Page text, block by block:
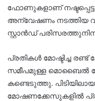
ഫോണുകളാണ്
അന്വേഷണം നടത്തിയ
സ്റ്റാൻഡ്
പ്രതികൾ മോഷ്ടിച്ച
സമീപമുള്ള മൊബൈൽ
കണ്ടെടുത്തു.
മോഷണക്കേസുകളിൽ